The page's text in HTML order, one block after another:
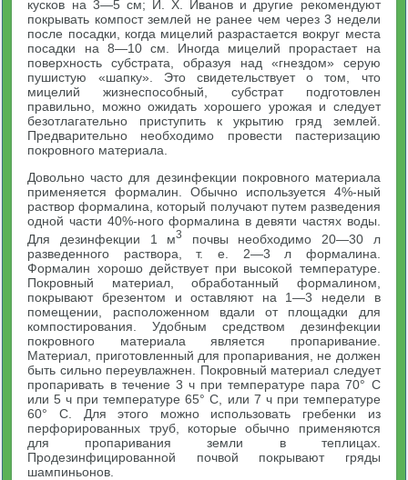
кусков на 3—5 см; И. X. Иванов и другие рекомендуют
покрывать компост землей не ранее чем через 3 недели
после посадки, когда мицелий разрастается вокруг места
посадки на 8—10 см. Иногда мицелий прорастает на
поверхность субстрата, образуя над «гнездом» серую
пушистую «шапку». Это свидетельствует о том, что
мицелий жизнеспособный, субстрат подготовлен
правильно, можно ожидать хорошего урожая и следует
безотлагательно приступить к укрытию гряд землей.
Предварительно необходимо провести пастеризацию
покровного материала.
Довольно часто для дезинфекции покровного материала
применяется формалин. Обычно используется 4%-ный
раствор формалина, который получают путем разведения
одной части 40%-ного формалина в девяти частях воды.
Для дезинфекции 1 м3
почвы необходимо 20—30 л
разведенного раствора, т. е. 2—3 л формалина.
Формалин хорошо действует при высокой температуре.
Покровный материал, обработанный формалином,
покрывают брезентом и оставляют на 1—3 недели в
помещении, расположенном вдали от площадки для
компостирования. Удобным средством дезинфекции
покровного материала является пропаривание.
Материал, приготовленный для пропаривания, не должен
быть сильно переувлажнен. Покровный материал следует
пропаривать в течение 3 ч при температуре пара 70° С
или 5 ч при температуре 65° С, или 7 ч при температуре
60° С. Для этого можно использовать гребенки из
перфорированных труб, которые обычно применяются
для пропаривания земли в теплицах.
Продезинфицированной почвой покрывают гряды
шампиньонов.